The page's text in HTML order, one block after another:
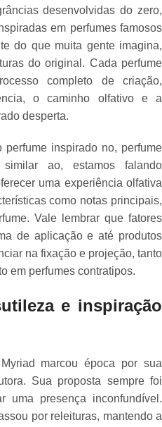
desenvolvidas do zero,
em perfumes famosos
do que muita gente imagina,
do original. Cada perfume
completo de criação,
o caminho olfativo e a
desperta.
inspirado no, perfume
ao, estamos falando
uma experiência olfativa
como notas principais,
Vale lembrar que fatores
de aplicação e até produtos
na fixação e projeção, tanto
em perfumes contratipos.
e inspiração
marcou época por sua
Sua proposta sempre foi
uma presença inconfundível.
por releituras, mantendo a